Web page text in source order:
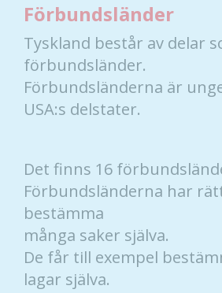
Förbundsländer
Tyskland består av delar
förbundsländer.
Förbundsländerna är
USA:s delstater.
Det finns 16
Förbundsländerna har
bestämma
många saker själva.
De får till exempel
lagar själva.